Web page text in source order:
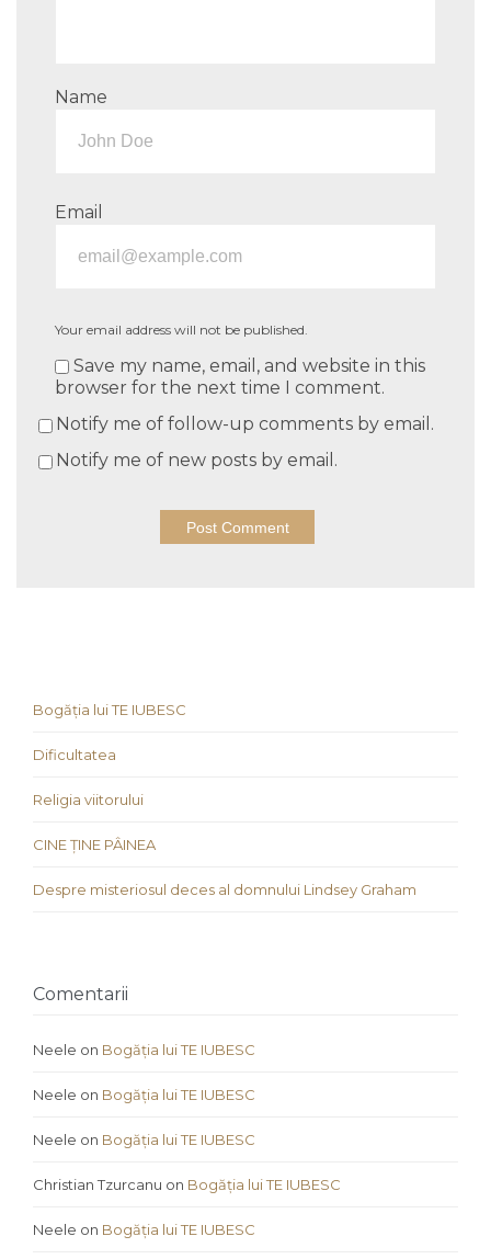
Name
Email
Your email address will not be published.
Save my name, email, and website in this
browser for the next time I comment.
Notify me of follow-up comments by email.
Notify me of new posts by email.
Bogăția lui TE IUBESC
Dificultatea
Religia viitorului
CINE ȚINE PÂINEA
Despre misteriosul deces al domnului Lindsey Graham
Comentarii
Neele on Bogăția lui TE IUBESC
Neele on Bogăția lui TE IUBESC
Neele on Bogăția lui TE IUBESC
Christian Tzurcanu on Bogăția lui TE IUBESC
Neele on Bogăția lui TE IUBESC